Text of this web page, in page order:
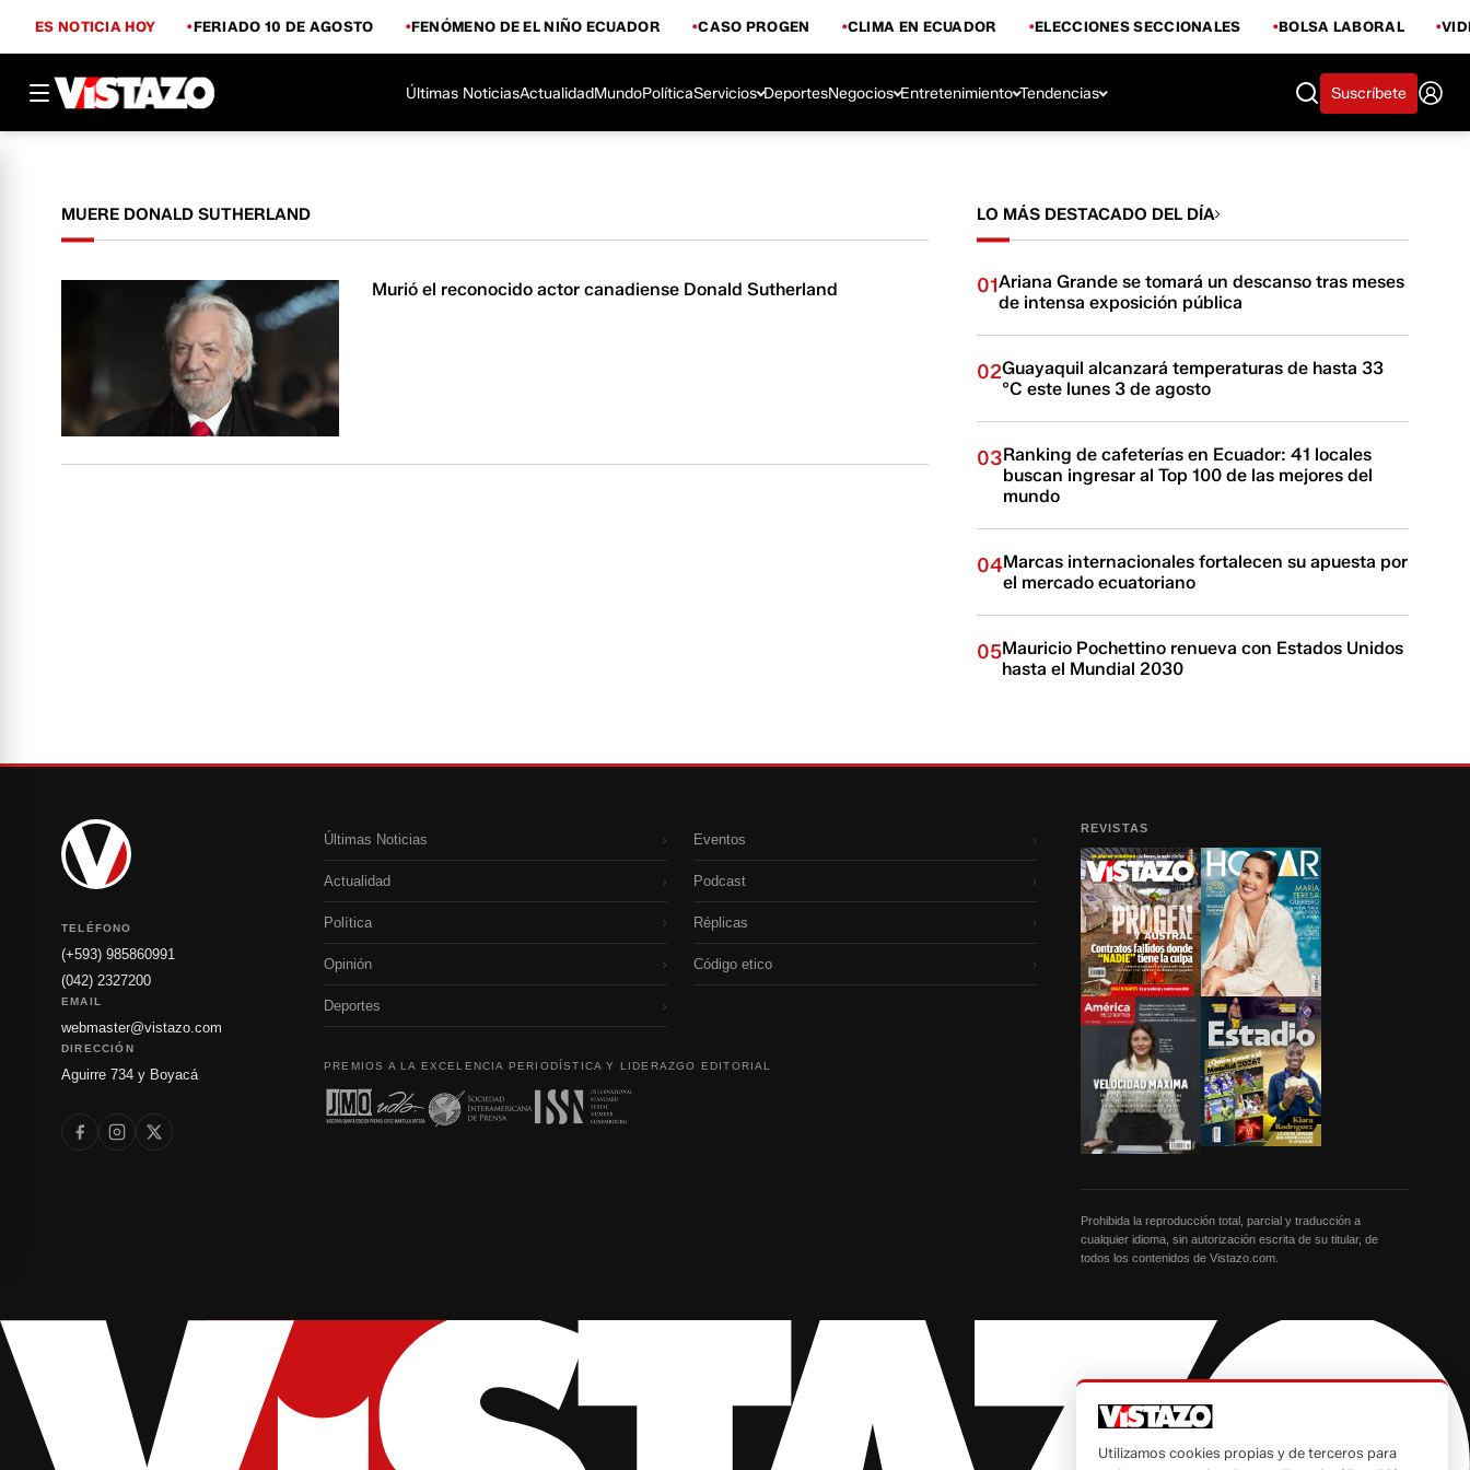
ES NOTICIA HOY FERIADO 10 DE AGOSTO FENÓMENO DE EL NIÑO ECUADOR CASO PROGEN CLIMA EN ECUADOR ELECCIONES SECCIONALES BOLSA LABORAL
Últimas NoticiasActualidadMundoPolíticaServicios DeportesNegocios Entretenimiento Tendencias Suscríbete
MUERE DONALD SUTHERLAND
Murió el reconocido actor canadiense Donald Sutherland
LO MÁS DESTACADO DEL DÍA
01Ariana Grande se tomará un descanso tras meses
de intensa exposición pública
02Guayaquil alcanzará temperaturas de hasta 33
°C este lunes 3 de agosto
03Ranking de cafeterías en Ecuador: 41 locales
buscan ingresar al Top 100 de las mejores del
mundo
04Marcas internacionales fortalecen su apuesta por
el mercado ecuatoriano
05Mauricio Pochettino renueva con Estados Unidos
hasta el Mundial 2030
TELÉFONO
(+593) 985860991
(042) 2327200
EMAIL
webmaster@vistazo.com
DIRECCIÓN
Aguirre 734 y Boyacá
Últimas Noticias ›
Actualidad ›
Política ›
Opinión ›
Deportes ›
Eventos ›
Podcast ›
Réplicas ›
Código etico ›
PREMIOS A LA EXCELENCIA PERIODÍSTICA Y LIDERAZGO EDITORIAL
REVISTAS
Prohibida la reproducción total, parcial y traducción a
cualquier idioma, sin autorización escrita de su titular, de
todos los contenidos de Vistazo.com.
Utilizamos cookies propias y de terceros para